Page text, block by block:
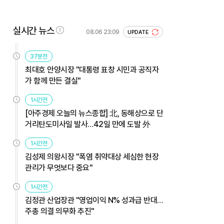
실시간 뉴스 08.06 23:09 UPDATE
37분전
최대호 안양시장 "대통령 표창 시민과 공직자
가 함께 만든 결실"
1시간전
[아주경제 오늘의 뉴스종합] 北, 동해상으로 단
거리탄도미사일 발사…42일 만에 도발 外
1시간전
김성제 의왕시장 "폭염 취약대상 세심한 현장
관리가 무엇보다 중요"
1시간전
김정관 산업장관 "영업이익 N% 성과급 반대…
주총 의결 의무화 추진"